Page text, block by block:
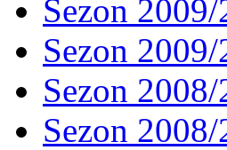
Sezon
Sezon
Sezon
Sezon